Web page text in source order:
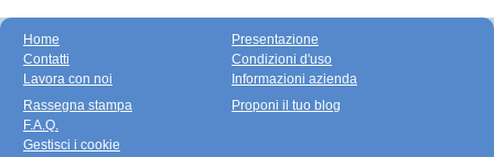
Home
Contatti
Lavora con noi
Presentazione
Condizioni d'uso
Informazioni azienda
Rassegna stampa
F.A.Q.
Gestisci i cookie
Proponi il tuo blog